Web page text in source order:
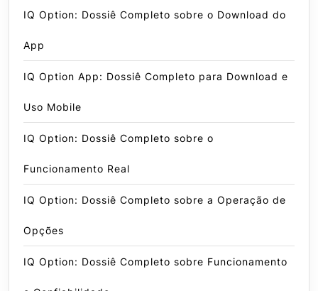
IQ Option: Dossiê Completo sobre o Download do
App
IQ Option App: Dossiê Completo para Download e
Uso Mobile
IQ Option: Dossiê Completo sobre o
Funcionamento Real
IQ Option: Dossiê Completo sobre a Operação de
Opções
IQ Option: Dossiê Completo sobre Funcionamento